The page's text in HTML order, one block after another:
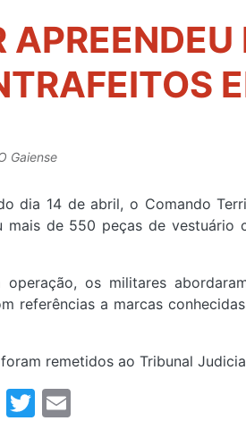
Gaiense
dia 14 de abril, o Comando
mais de 550 peças de
operação, os militares
referências a marcas
remetidos ao Tribunal
Facebook
Twitter